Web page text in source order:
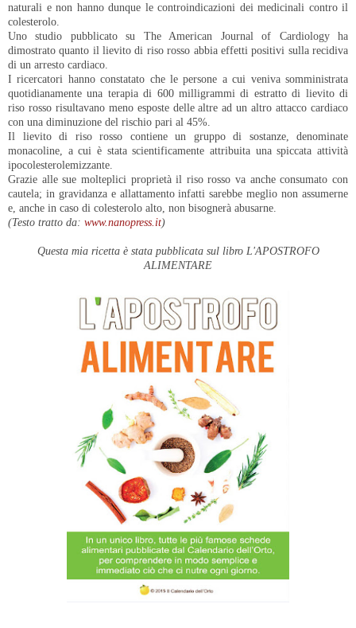
naturali e non hanno dunque le controindicazioni dei medicinali contro il
colesterolo.
Uno studio pubblicato su The American Journal of Cardiology ha
dimostrato quanto il lievito di riso rosso abbia effetti positivi sulla recidiva
di un arresto cardiaco.
I ricercatori hanno constatato che le persone a cui veniva somministrata
quotidianamente una terapia di 600 milligrammi di estratto di lievito di
riso rosso risultavano meno esposte delle altre ad un altro attacco cardiaco
con una diminuzione del rischio pari al 45%.
Il lievito di riso rosso contiene un gruppo di sostanze, denominate
monacoline, a cui è stata scientificamente attribuita una spiccata attività
ipocolesterolemizzante.
Grazie alle sue molteplici proprietà il riso rosso va anche consumato con
cautela; in gravidanza e allattamento infatti sarebbe meglio non assumerne
e, anche in caso di colesterolo alto, non bisognerà abusarne.
(Testo tratto da: www.nanopress.it)
Questa mia ricetta è stata pubblicata sul libro L'APOSTROFO
ALIMENTARE